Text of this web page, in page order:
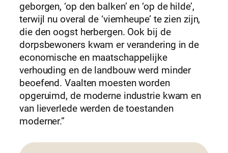
geborgen, ‘op den balken’ en ‘op de hilde’,
terwijl nu overal de ‘viemheupe’ te zien zijn,
die den oogst herbergen. Ook bij de
dorpsbewoners kwam er verandering in de
economische en maatschappelijke
verhouding en de landbouw werd minder
beoefend. Vaalten moesten worden
opgeruimd, de moderne industrie kwam en
van lieverlede werden de toestanden
moderner.”